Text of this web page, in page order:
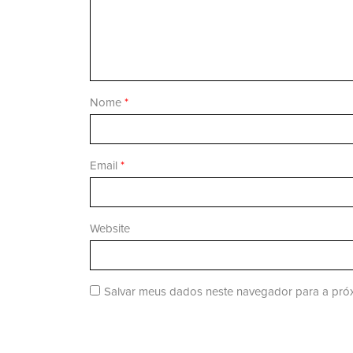
Nome *
Email *
Website
Salvar meus dados neste navegador para a